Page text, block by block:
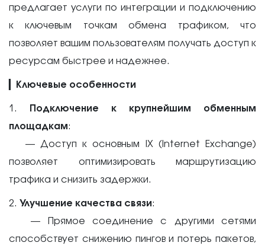
предлагает услуги по интеграции и подключению
к ключевым точкам обмена трафиком, что
позволяет вашим пользователям получать доступ к
ресурсам быстрее и надежнее.
Ключевые особенности
1.
Подключение к крупнейшим обменным
площадкам:
— Доступ к основным IX (Internet Exchange)
позволяет оптимизировать маршрутизацию
трафика и снизить задержки.
2. Улучшение качества связи:
— Прямое соединение с другими сетями
способствует снижению пингов и потерь пакетов,